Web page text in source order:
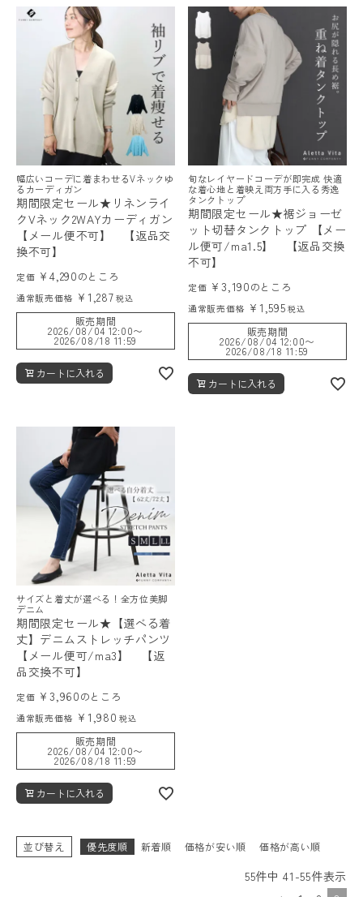
幅広いコーデに着まわせるVネックゆ
るカーディガン
期間限定セール★リネンライ
クVネック2WAYカーディガン
【メール便不可】 【返品交
換不可】
定価 ¥4,290のところ
通常販売価格 ¥ 1,287 税込
販売期間
2026/08/04 12:00〜
2026/08/18 11:59
カートに入れる
旬なレイヤードコーデが即完成 快適
な着心地と着映え両方手に入る秀逸
タンクトップ
期間限定セール★裾ジョーゼ
ット切替タンクトップ 【メー
ル便可/ma1.5】 【返品交換
不可】
定価 ¥3,190のところ
通常販売価格 ¥ 1,595 税込
販売期間
2026/08/04 12:00〜
2026/08/18 11:59
カートに入れる
サイズと着丈が選べる！全方位美脚
デニム
期間限定セール★【選べる着
丈】デニムストレッチパンツ
【メール便可/ma3】 【返
品交換不可】
定価 ¥3,960のところ
通常販売価格 ¥ 1,980 税込
販売期間
2026/08/04 12:00〜
2026/08/18 11:59
カートに入れる
並び替え 優先度順 新着順 価格が安い順 価格が高い順
55件中 41 -55件表示